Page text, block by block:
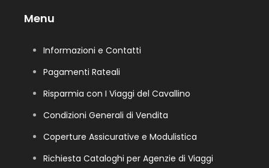
Menu
Informazioni e Contatti
Pagamenti Rateali
Risparmia con I Viaggi del Cavallino
Condizioni Generali di Vendita
Coperture Assicurative e Modulistica
Richiesta Cataloghi per Agenzie di Viaggi